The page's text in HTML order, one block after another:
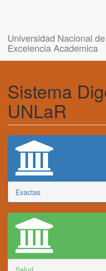
Universidad Nacional
Excelencia Academica
Sistema
UNLaR
Exactas